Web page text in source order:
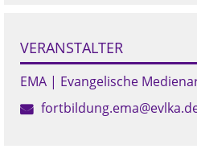
VERANSTALTER
EMA | Evangelische